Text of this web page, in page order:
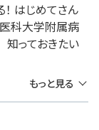
！ はじめてさん
科大学附属病
っておきたい
もっと見る